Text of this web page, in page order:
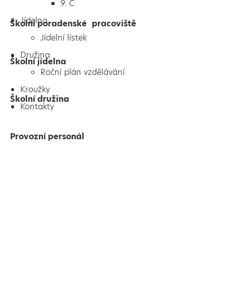
9. C
Jídelna
Jídelní lístek
Družina
Roční plán vzdělávání
Kroužky
Kontakty
Školní poradenské pracoviště
Školní jídelna
Školní družina
Provozní personál